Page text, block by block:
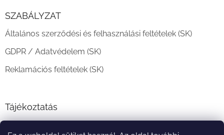
SZABÁLYZAT
Általános szerződési és felhasználási feltételek (SK)
GDPR / Adatvédelem (SK)
Reklamációs feltételek (SK)
Tájékoztatás